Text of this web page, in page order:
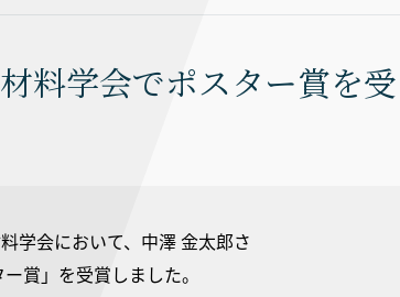
料学会でポスター賞を受
学会において、中澤 金太郎さ
賞」を受賞しました。